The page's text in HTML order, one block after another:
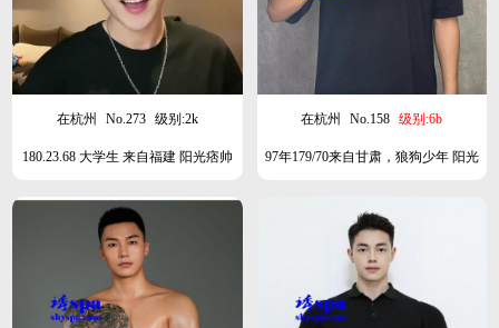
在杭州 No.273 级别:2k
180.23.68 大学生 来自福建 阳光痞帅
在杭州 No.158 级别:6b
97年179/70来自甘肃，狼狗少年 阳光